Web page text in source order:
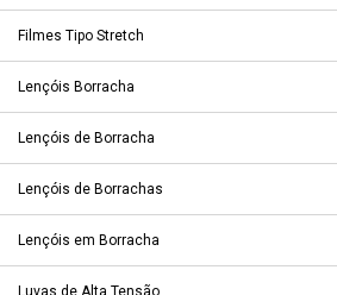
Filmes Tipo Stretch
Lençóis Borracha
Lençóis de Borracha
Lençóis de Borrachas
Lençóis em Borracha
Luvas de Alta Tensão